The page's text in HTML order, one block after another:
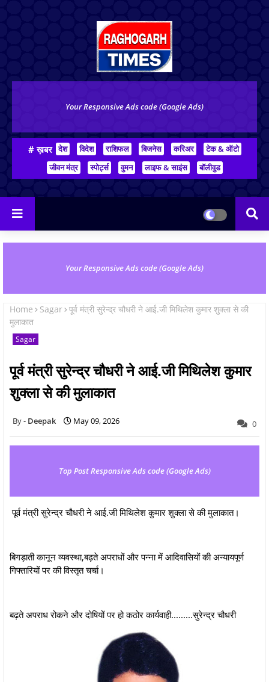
Your Responsive Ads code (Google Ads)
# ख़बर देश विदेश राशिफल बिजनेस करिअर
टेक & ऑटो
जीवन मंत्र
स्पोर्ट्स वुमन लाइफ & साइंस बॉलीवुड
Your Responsive Ads code (Google Ads)
Home Sagar पूर्व मंत्री सुरेन्द्र चौधरी ने आई.जी मिथिलेश कुमार शुक्ला से की
मुलाकात
Sagar
पूर्व मंत्री सुरेन्द्र चौधरी ने आई.जी मिथिलेश कुमार
शुक्ला से की मुलाकात
Deepak May 09, 2026 0
Top Post Responsive Ads code (Google Ads)
पूर्व मंत्री सुरेन्द्र चौधरी ने आई.जी मिथिलेश कुमार शुक्ला से की मुलाकात।
बिगड़ाती कानून व्यवस्था,बढ़ते अपराधों और पन्ना में आदिवासियों की अन्यायपूर्ण
गिफ्तारियों पर की विस्तृत चर्चा।
बढ़ते अपराध रोकने और दोषियों पर हो कठोर कार्यवाही.........सुरेन्द्र चौधरी